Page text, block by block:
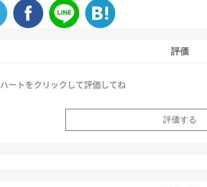
評価
ハートをクリックして評価してね
評価する